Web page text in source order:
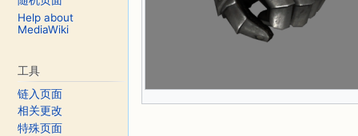
Help about
MediaWiki
工具
链入页面
相关更改
特殊页面